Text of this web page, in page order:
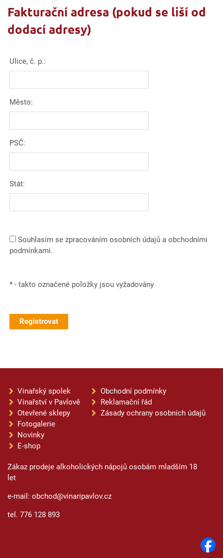
Fakturační adresa (pokud se liší od
dodací adresy)
Ulice, č. p.:
Město:
PSČ:
Stát:
Souhlasím se zpracováním osobních údajů a obchodními
podmínkami.
* - takto označené položky jsou vyžadovány
Vinařský spolek
Vinařství v Pavlově
Otevřené sklepy
Fotogalerie
Novinky
E-shop
Obchodní podmínky
Reklamační řád
Zásady ochrany osobních údajů
Zákaz prodeje alkoholických nápojů osobám mladším 18
let
e-mail: obchod@vinaripavlov.cz
tel. 776 128 893